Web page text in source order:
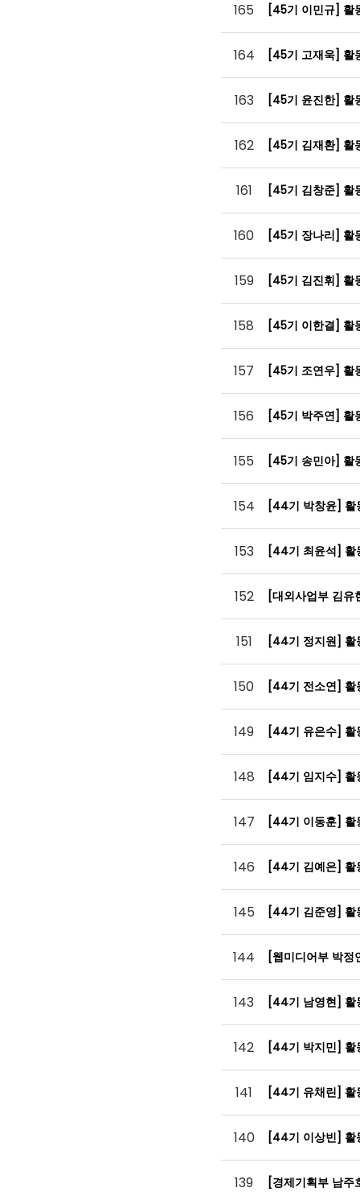
165 [45기 이민규] 활
164 [45기 고재욱] 활
163 [45기 윤진한] 활
162 [45기 김재환] 활
161 [45기 김창준] 활
160 [45기 장나리] 활
159 [45기 김진휘] 활
158 [45기 이한결] 활
157 [45기 조연우] 활
156 [45기 박주연] 활
155 [45기 송민아] 활
154 [44기 박창윤]
153 [44기 최윤석]
152 [대외사업부 김
151 [44기 정지원]
150 [44기 전소연]
149 [44기 유은수]
148 [44기 임지수]
147 [44기 이동훈]
146 [44기 김예은]
145 [44기 김준영]
144 [웹미디어부 박
143 [44기 남영현]
142 [44기 박지민]
141 [44기 유채린]
140 [44기 이상빈]
139 [경제기획부 남